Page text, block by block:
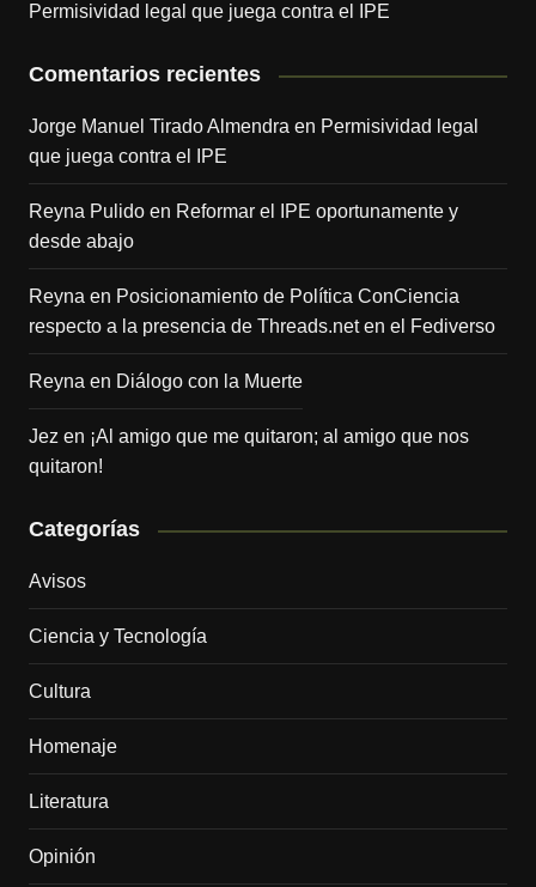
Permisividad legal que juega contra el IPE
Comentarios recientes
Jorge Manuel Tirado Almendraen Permisividad legal
que juega contra el IPE
Reyna Pulidoen Reformar el IPE oportunamente y
desde abajo
Reynaen Posicionamiento de Política ConCiencia
respecto a la presencia de Threads.net en el Fediverso
Reynaen Diálogo con la Muerte
Jezen ¡Al amigo que me quitaron; al amigo que nos
quitaron!
Categorías
Avisos
Ciencia y Tecnología
Cultura
Homenaje
Literatura
Opinión